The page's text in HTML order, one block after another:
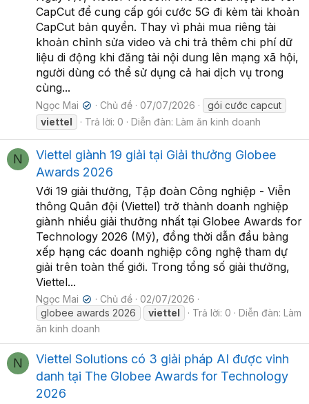
CapCut để cung cấp gói cước 5G đi kèm tài khoản
CapCut bản quyền. Thay vì phải mua riêng tài
khoản chỉnh sửa video và chi trả thêm chi phí dữ
liệu di động khi đăng tải nội dung lên mạng xã hội,
người dùng có thể sử dụng cả hai dịch vụ trong
cùng...
Ngọc Mai ✔ Chủ đề 07/07/2026
gói cước capcut
viettel
Trả lời: 0 Diễn đàn: Làm ăn kinh doanh
N
Viettel giành 19 giải tại Giải thưởng Globee
Awards 2026
Với 19 giải thưởng, Tập đoàn Công nghiệp - Viễn
thông Quân đội (Viettel) trở thành doanh nghiệp
giành nhiều giải thưởng nhất tại Globee Awards for
Technology 2026 (Mỹ), đồng thời dẫn đầu bảng
xếp hạng các doanh nghiệp công nghệ tham dự
giải trên toàn thế giới. Trong tổng số giải thưởng,
Viettel...
Ngọc Mai ✔ Chủ đề
02/07/2026
globee awards 2026
viettel Trả lời: 0 Diễn đàn: Làm
ăn kinh doanh
N
Viettel Solutions có 3 giải pháp AI được vinh
danh tại The Globee Awards for Technology
2026